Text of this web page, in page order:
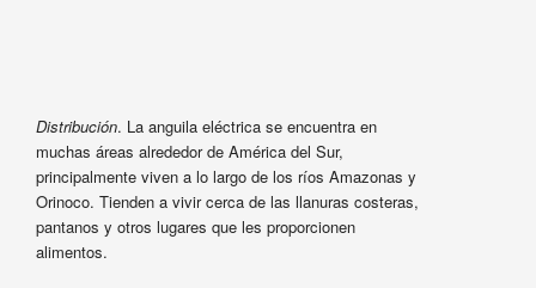
Distribución. La anguila eléctrica se encuentra en
muchas áreas alrededor de América del Sur,
principalmente viven a lo largo de los ríos Amazonas y
Orinoco. Tienden a vivir cerca de las llanuras costeras,
pantanos y otros lugares que les proporcionen
alimentos.